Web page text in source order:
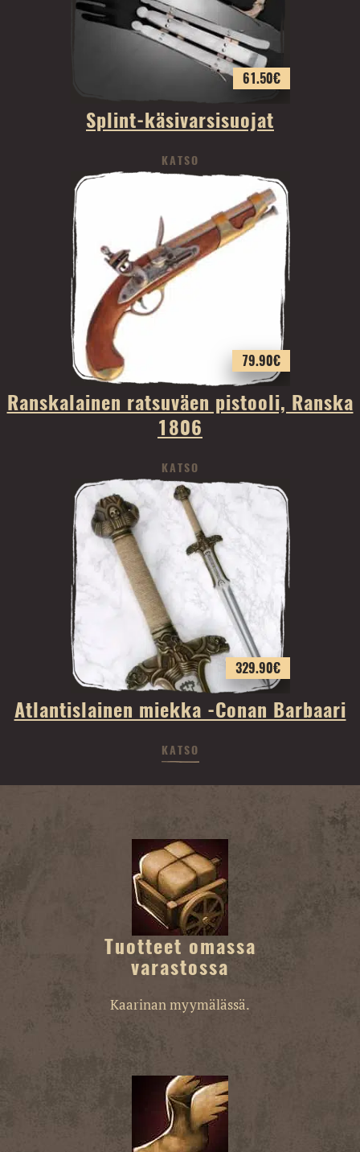
61.50€
Splint-käsivarsisuojat
KATSO
79.90€
Ranskalainen ratsuväen pistooli, Ranska
1806
KATSO
329.90€
Atlantislainen miekka -Conan Barbaari
KATSO
Tuotteet omassa
varastossa
Kaarinan myymälässä.